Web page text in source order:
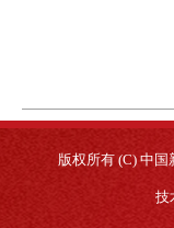
版权所有 (C) 中
技